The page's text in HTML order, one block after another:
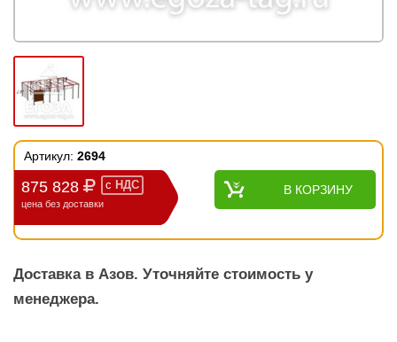
Артикул: 2694
875 828 с НДС
цена без доставки
В КОРЗИНУ
Доставка в Азов. Уточняйте стоимость у
менеджера.